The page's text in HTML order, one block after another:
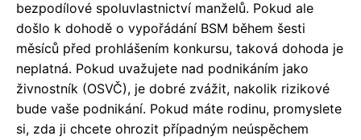
bezpodílové spoluvlastnictví manželů. Pokud ale
došlo k dohodě o vypořádání BSM během šesti
měsíců před prohlášením konkursu, taková dohoda je
neplatná. Pokud uvažujete nad podnikáním jako
živnostník (OSVČ), je dobré zvážit, nakolik rizikové
bude vaše podnikání. Pokud máte rodinu, promyslete
si, zda ji chcete ohrozit případným neúspěchem